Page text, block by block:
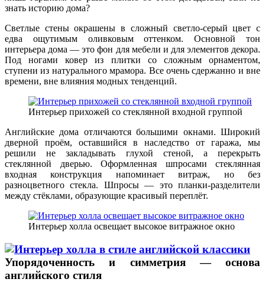
знать историю дома?
Светлые стены окрашены в сложный светло-серый цвет с
едва ощутимым оливковым оттенком. Основной тон
интерьера дома — это фон для мебели и для элементов декора.
Под ногами ковер из плитки со сложным орнаментом,
ступени из натурального мрамора. Все очень сдержанно и вне
времени, вне влияния модных тенденций.
Интерьер прихожей со стеклянной входной группой
Английские дома отличаются большими окнами. Широкий
дверной проём, оставшийся в наследство от гаража, мы
решили не закладывать глухой стеной, а перекрыть
стеклянной дверью. Оформленная шпросами стеклянная
входная конструкция напоминает витраж, но без
разноцветного стекла. Шпросы — это планки-разделители
между стёклами, образующие красивый переплёт.
Интерьер холла освещает высокое витражное окно
Упорядоченность и симметрия — основа
английского стиля